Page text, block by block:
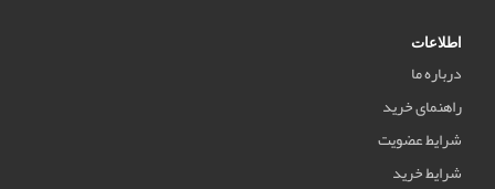
اطلاعات
درباره ما
راهنمای خرید
شرایط عضویت
شرایط خرید